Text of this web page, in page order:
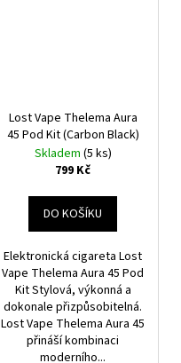
Lost Vape Thelema Aura
45 Pod Kit (Carbon Black)
Skladem (5 ks)
799 Kč
DO KOŠÍKU
Elektronická cigareta Lost
Vape Thelema Aura 45 Pod
Kit Stylová, výkonná a
dokonale přizpůsobitelná.
Lost Vape Thelema Aura 45
přináší kombinaci
moderního...